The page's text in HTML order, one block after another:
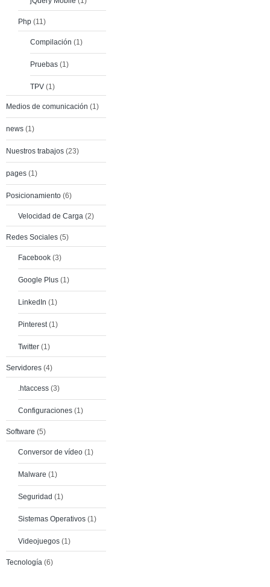
Php (11)
Compilación (1)
Pruebas (1)
TPV (1)
Medios de comunicación (1)
news (1)
Nuestros trabajos (23)
pages (1)
Posicionamiento (6)
Velocidad de Carga (2)
Redes Sociales (5)
Facebook (3)
Google Plus (1)
LinkedIn (1)
Pinterest(1)
Twitter (1)
Servidores (4)
.htaccess (3)
Configuraciones (1)
Software (5)
Conversor de vídeo (1)
Malware (1)
Seguridad (1)
Sistemas Operativos (1)
Videojuegos (1)
Tecnología (6)